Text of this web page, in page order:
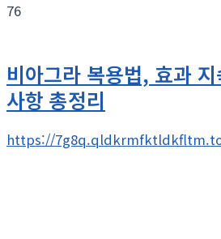
76
비아그라 복용법, 효과
사항 총정리
https://